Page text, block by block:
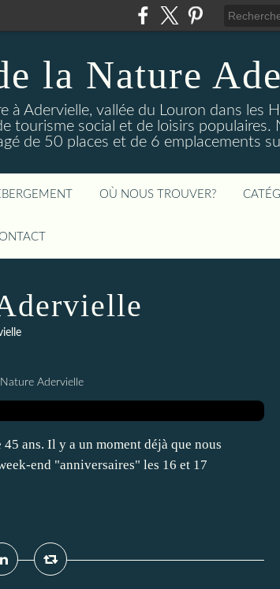
la Nature
à Adervielle, vallée du Louron dans les
tourisme social et de loisirs populaires.
de 50 places et de 6 emplacements
OÙ NOUS TROUVER?
Adervielle
ans. Il y a un moment déjà que nous
end "anniversaires" les 16 et 17